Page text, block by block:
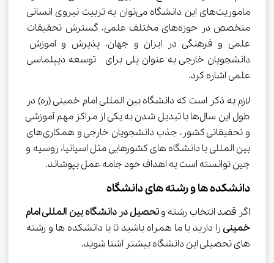
ماموریت‌های این دانشگاه می‌توان به تربیت نیروی انسانی
متخصص در حوزه‌های مختلف علمی، گسترش تحقیقات
علمی و فرهنگی در ایران و جهان، پذیرش و آموزش
دانشجویان خارجی به عنوان پلی برای  توسعه دیپلماسی
علمی اشاره کرد.
لازم به ذکر است که دانشگاه بین المللی امام خمینی (ره) در
طول این سال‌ها با تبدیل شدن به یکی از مراکز مهم آموزشی
و تحقیقاتی کشور، جذب دانشجویان خارجی و همکاری‌های
بین المللی با دانشگاه های کشورهایی مثل اسپانیا، روسیه و
چین توانسته است به اهداف خود جامه عمل بپوشاند.
دانشکده ها و رشته های دانشگاه
اگر قصد انتخاب رشته و تحصیل در دانشگاه بین المللی امام
خمینی را دارید با ما همراه باشید تا با دانشکده ها و رشته
های تحصیلی این دانشگاه بیشتر آشنا شوید.